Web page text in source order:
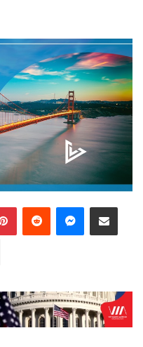
PinterestReddit Messenger
Share via Email
Print